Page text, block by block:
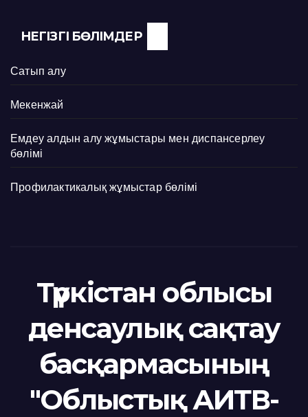
НЕГІЗГІ БӨЛІМДЕР
Сатып алу
Мекенжай
Емдеу алдын алу жұмыстары мен диспансерлеу
бөлімі
Профилактикалық жұмыстар бөлімі
Түркістан облысы
денсаулық сақтау
басқармасының
"Облыстық АИТВ-